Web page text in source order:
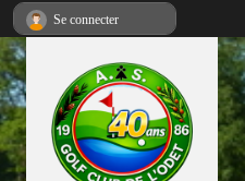
Se connecter
Panneau de gestion des cookies